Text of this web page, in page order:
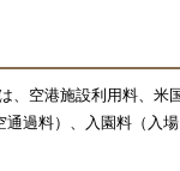
、空港施設利用料、米
通過料）、入園料（入場